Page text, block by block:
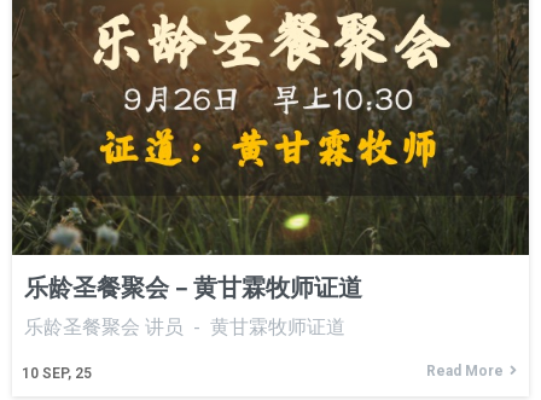
乐龄圣餐聚会 – 黄甘霖牧师证道
10 SEP, 25
乐龄圣餐聚会 讲员 - 黄甘霖牧师证道
Read More